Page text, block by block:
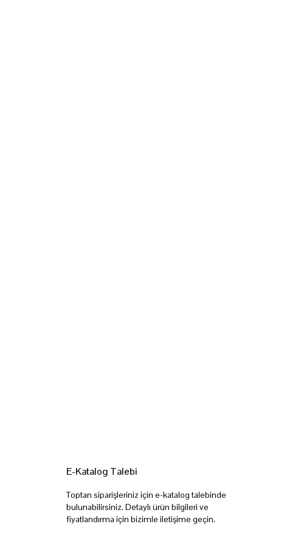
E-Katalog Talebi
Toptan siparişleriniz için e-katalog talebinde
bulunabilirsiniz. Detaylı ürün bilgileri ve
fiyatlandırma için bizimle iletişime geçin.